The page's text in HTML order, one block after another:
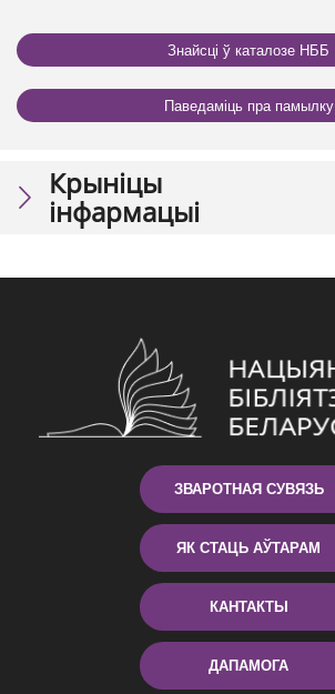
Знайсці ў каталозе НББ
Паведаміць пра памылку
Крыніцы
інфармацыі
ЗВАРОТНАЯ СУВЯЗЬ
ЯК СТАЦЬ АЎТАРАМ
КАНТАКТЫ
ДАПАМОГА